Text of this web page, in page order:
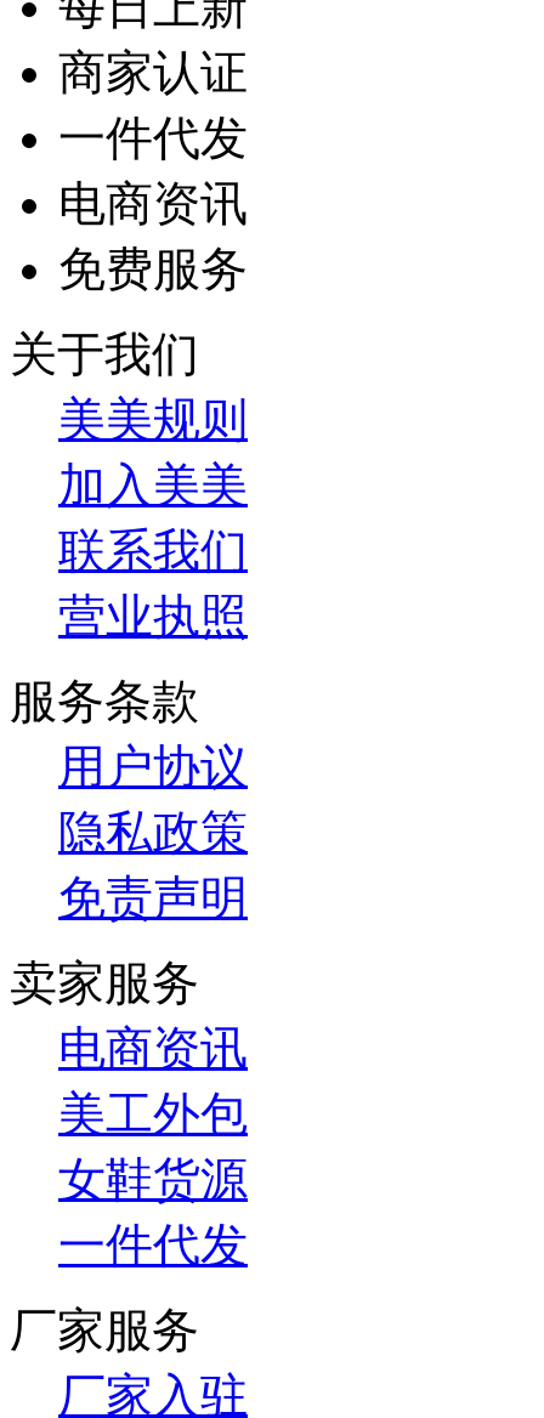
商家认证
一件代发
电商资讯
免费服务
关于我们
美美规则
加入美美
联系我们
营业执照
服务条款
用户协议
隐私政策
免责声明
卖家服务
电商资讯
美工外包
女鞋货源
一件代发
厂家服务
厂家入驻